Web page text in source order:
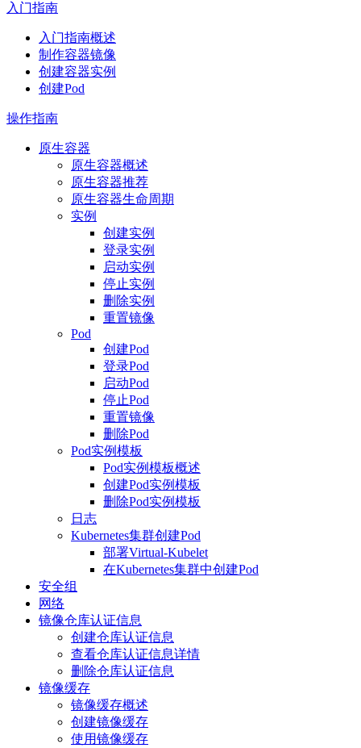
入门指南
入门指南概述
制作容器镜像
创建容器实例
创建Pod
操作指南
原生容器
原生容器概述
原生容器推荐
原生容器生命周期
实例
创建实例
登录实例
启动实例
停止实例
删除实例
重置镜像
Pod
创建Pod
登录Pod
启动Pod
停止Pod
重置镜像
删除Pod
Pod实例模板
Pod实例模板概述
创建Pod实例模板
删除Pod实例模板
日志
Kubernetes集群创建Pod
部署Virtual-Kubelet
在Kubernetes集群中创建Pod
安全组
网络
镜像仓库认证信息
创建仓库认证信息
查看仓库认证信息详情
删除仓库认证信息
镜像缓存
镜像缓存概述
创建镜像缓存
使用镜像缓存